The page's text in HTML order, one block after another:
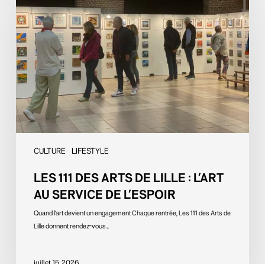
CULTURE LIFESTYLE
des
arts
de
Lille
:
L’art
au
service
de
l’espoir
LES 111 DES ARTS DE LILLE : L’ART
AU SERVICE DE L’ESPOIR
Quand l'art devient un engagement Chaque rentrée, Les 111 des Arts de
Lille donnent rendez-vous…